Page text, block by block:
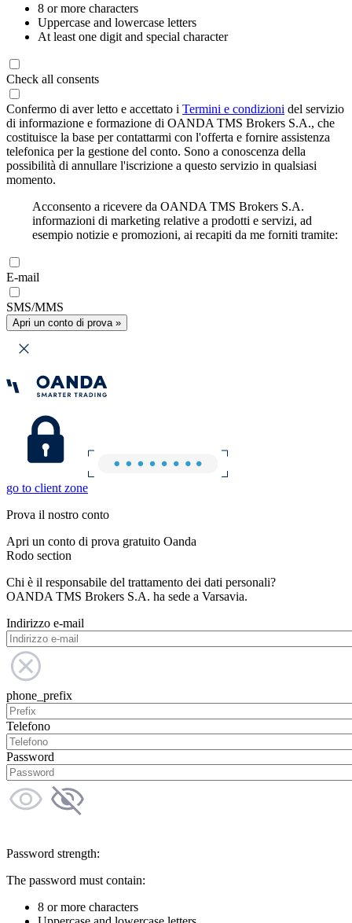
8 or more characters
Uppercase and lowercase letters
At least one digit and special character
Check all consents
Confermo di aver letto e accettato i Termini e condizioni del servizio
di informazione e formazione di OANDA TMS Brokers S.A., che
costituisce la base per contattarmi con l'offerta e fornire assistenza
telefonica per la gestione del conto. Sono a conoscenza della
possibilità di annullare l'iscrizione a questo servizio in qualsiasi
momento.
Acconsento a ricevere da OANDA TMS Brokers S.A.
informazioni di marketing relative a prodotti e servizi, ad
esempio notizie e promozioni, ai recapiti da me forniti tramite:
E-mail
SMS/MMS
Apri un conto di prova »
go to client zone
Prova il nostro conto
Apri un conto di prova gratuito Oanda
Rodo section
Chi è il responsabile del trattamento dei dati personali?
OANDA TMS Brokers S.A. ha sede a Varsavia.
Indirizzo e-mail
phone_prefix
Telefono
Password
Password strength:
The password must contain:
8 or more characters